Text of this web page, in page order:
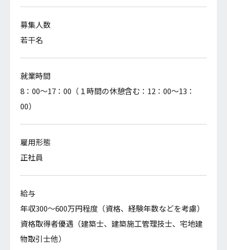
雇用形態
正社員
初年度給与
大学卒：220,000円
短大・専門・高専卒：216,600円
高校卒：208,600円
諸手当
役職手当、職務手当、資格手当、特別手当、通勤手
当、超過勤務手当
昇給
年1回（6月）
募集人数
若干名
就業時間
8：00～17：00（１時間の休憩含む：12：00～13：
00）
雇用形態
正社員
給与
年収300～600万円程度（資格、経験年数などを考慮）
資格取得者優遇（建築士、建築施工管理技士、宅地建
物取引士他）